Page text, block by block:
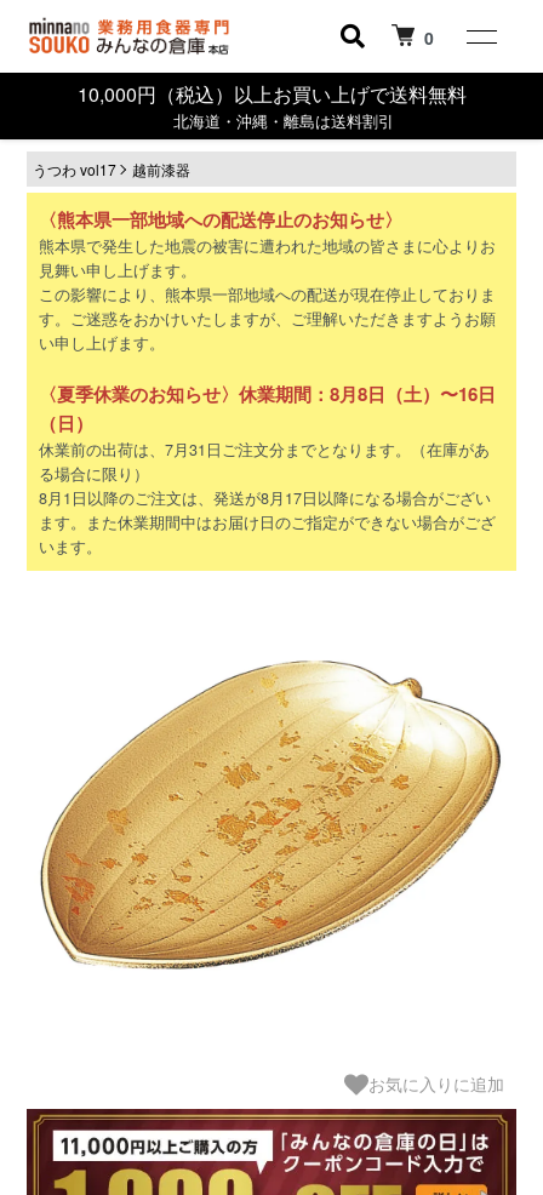
0
10,000円（税込）以上お買い上げで送料無料
北海道・沖縄・離島は送料割引
うつわ vol17 越前漆器
〈熊本県一部地域への配送停止のお知らせ〉
熊本県で発生した地震の被害に遭われた地域の皆さまに心よりお
見舞い申し上げます。
この影響により、熊本県一部地域への配送が現在停止しておりま
す。ご迷惑をおかけいたしますが、ご理解いただきますようお願
い申し上げます。
〈夏季休業のお知らせ〉休業期間：8月8日（土）〜16日
（日）
休業前の出荷は、7月31日ご注文分までとなります。（在庫があ
る場合に限り）
8月1日以降のご注文は、発送が8月17日以降になる場合がござい
ます。また休業期間中はお届け日のご指定ができない場合がござ
います。
お気に入りに追加